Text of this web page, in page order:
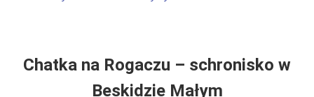
Chatka na Rogaczu – schronisko w
Beskidzie Małym